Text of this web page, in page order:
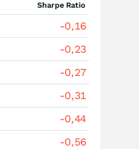
Sharpe Ratio
-0,16
-0,23
-0,27
-0,31
-0,44
-0,56